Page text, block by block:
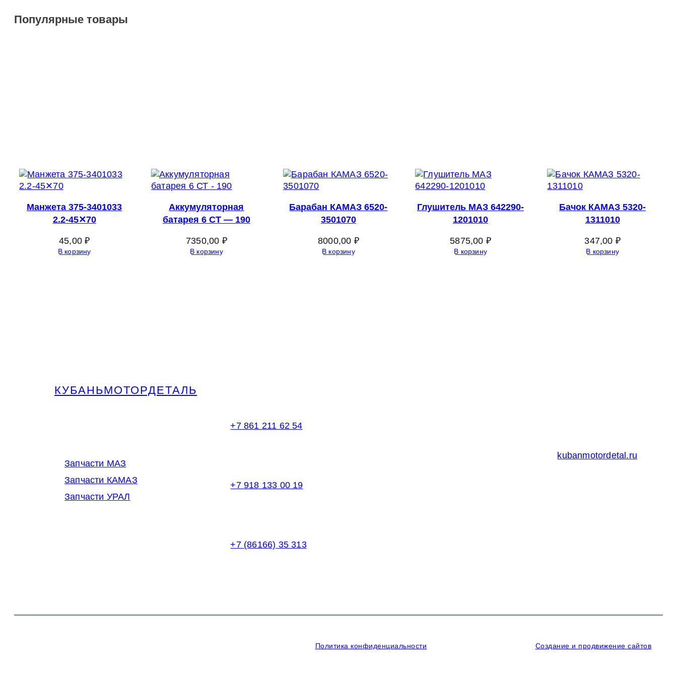
Популярные товары
Манжета 375-3401033
2.2-45✕70
45,00₽
В корзину
Аккумуляторная
батарея 6 СТ — 190
7350,00 ₽
В корзину
Барабан КАМАЗ 6520-
3501070
8000,00 ₽
В корзину
Глушитель МАЗ 642290-
1201010
5875,00 ₽
В корзину
Бачок КАМАЗ 5320-
1311010
347,00 ₽
В корзину
КУБАНЬМОТОРДЕТАЛЬ
Запчасти МАЗ
Запчасти КАМАЗ
Запчасти УРАЛ
+7 861 211 62 54
+7 918 133 00 19
+7 (86166) 35 313
kubanmotordetal.ru
Политика конфиденциальности Создание и продвижение сайтов